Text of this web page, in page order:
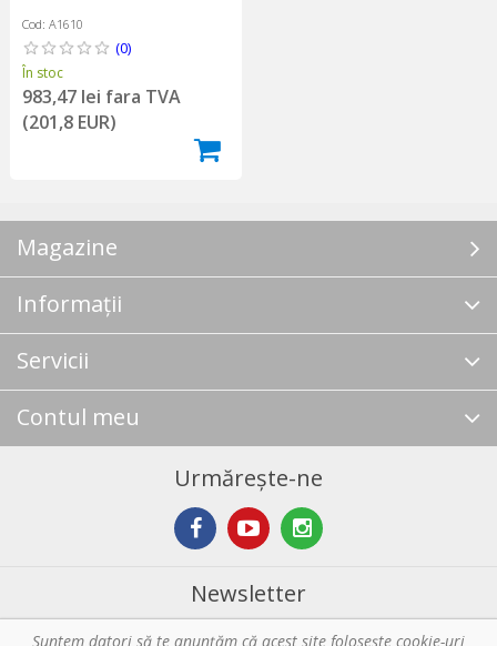
Cod: A1610
(0)
În stoc
983,47 lei fara TVA
(201,8 EUR)
Magazine
Informații
Servicii
Contul meu
Urmărește-ne
Newsletter
Abonare
Suntem datori să te anunţăm că acest site foloseşte cookie-uri